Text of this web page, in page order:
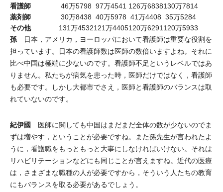
看護師 46万5798 97万4541 126万6838130万7814
薬剤師 30万8438 40万5978 41万4408 35万5284
その他 131万4532121万4405120万6291 120万5933
孫 日本，アメリカ，ヨーロッパにおいて看護師は重要な役割を
担っています。日本の看護師数は医師の数倍いますよね。それに
比べ中国は極端に少ないのです。看護師不足というレベルではあ
りません。私たちが病気を患った時，医師だけではなく，看護師
も必要です。しかし大都市でさえ，医師と看護師のバランスは取
れていないのです。
紀伊國 医師に関しても中国はまだまだ全体の数が少ないのでま
ずは増やす，ということが必要ですね。また孫先生が言われたよ
うに，看護職をもっともっと大事にしなければいけない。それは
リハビリテーションなどにも同じことが言えますね。近代の医療
は，さまざまな職種の人が必要ですから，そういう人たちの教育
にもバランスを取る必要があるでしょう。